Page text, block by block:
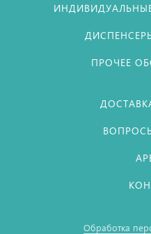
ПРОЧЕЕ
Обработка